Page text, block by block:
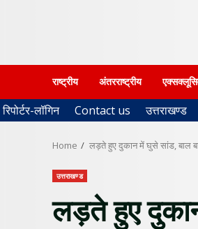
राष्ट्रीय अंतरराष्ट्रीय
रिपोर्टर-लॉगिन Contact us उत्तराखण्ड
Home लड़ते हुए दुकान में घुसे सांड, बाल
उत्तराखण्ड
लड़ते हुए